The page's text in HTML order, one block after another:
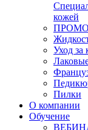
кожей
ПРОМО
Уход за
Пилки
О компании
Обучение